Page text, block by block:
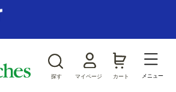
探す マイページ カート メニュー